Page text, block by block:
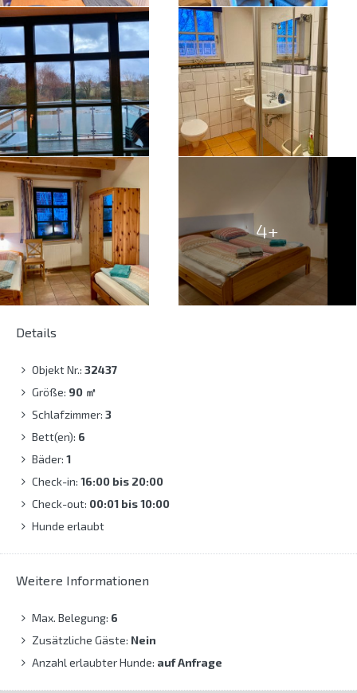
4+
Details
Objekt Nr.: 32437
Größe: 90 ㎡
Schlafzimmer: 3
Bett(en): 6
Bäder: 1
Check-in: 16:00 bis 20:00
Check-out: 00:01 bis 10:00
Hunde erlaubt
Weitere Informationen
Max. Belegung: 6
Zusätzliche Gäste: Nein
Anzahl erlaubter Hunde: auf Anfrage